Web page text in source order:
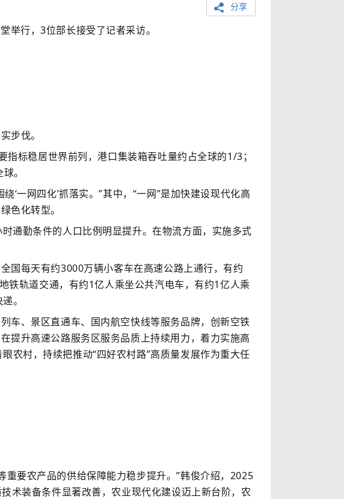
分享
举行，3位部长接受了记者采访。
步伐。
标稳居世界前列，港口集装箱吞吐量约占全球的1/3；
。
一网四化’抓落实。”其中，“一网”是加快建设现代化高
色化转型。
勤条件的人口比例明显提升。在物流方面，实施多式
每天有约3000万辆小客车在高速公路上通行，有约
铁轨道交通，有约1亿人乘坐公共汽电车，有约1亿人乘
。
、景区直通车、国内航空快线等服务品牌，创新空铁
提升高速公路服务区服务品质上持续用力，着力实施高
农村，持续把推动“四好农村路”高质量发展作为重大任
要农产品的供给保障能力稳步提升。”韩俊介绍，2025
术装备条件显著改善，农业现代化建设迈上新台阶，农